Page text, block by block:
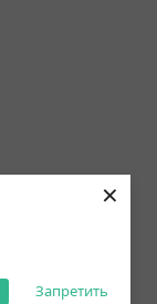
Запретить
×